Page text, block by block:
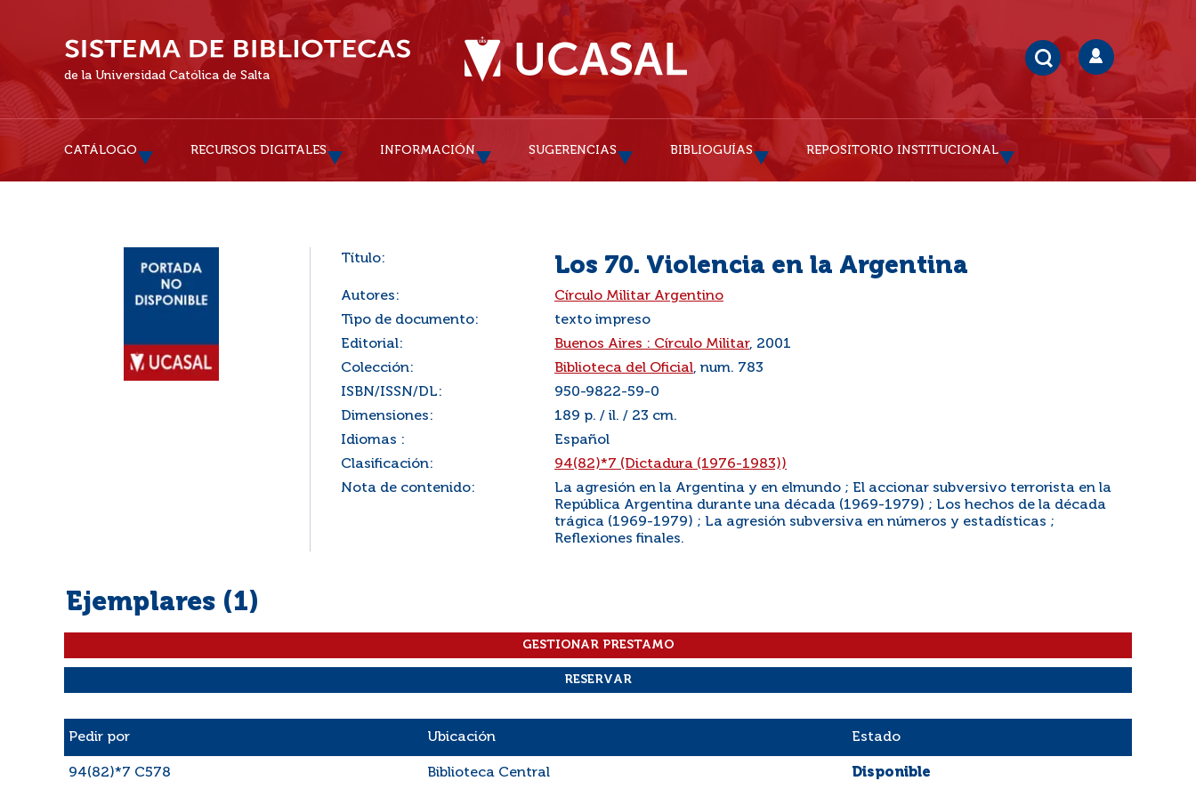
de la Universidad Católica de Salta
CATÁLOGO RECURSOS DIGITALES INFORMACIÓN SUGERENCIAS BIBLIOGUÍAS REPOSITORIO INSTITUCIONAL
Título: Los 70. Violencia en la Argentina
Autores:
Círculo Militar Argentino
Tipo de documento:
texto impreso
Editorial:
Buenos Aires : Círculo Militar, 2001
Colección:
Biblioteca del Oficial, num. 783
ISBN/ISSN/DL:
950-9822-59-0
Dimensiones:
189 p. / il. / 23 cm.
Idiomas :
Español
Clasificación:
94(82)*7 (Dictadura (1976-1983))
Nota de contenido:
La agresión en la Argentina y en elmundo ; El accionar subversivo terrorista en la
República Argentina durante una década (1969-1979) ; Los hechos de la década
trágica (1969-1979) ; La agresión subversiva en números y estadísticas ;
Reflexiones finales.
Ejemplares (1)
Pedir por Ubicación Estado
94(82)*7 C578 Biblioteca Central Disponible